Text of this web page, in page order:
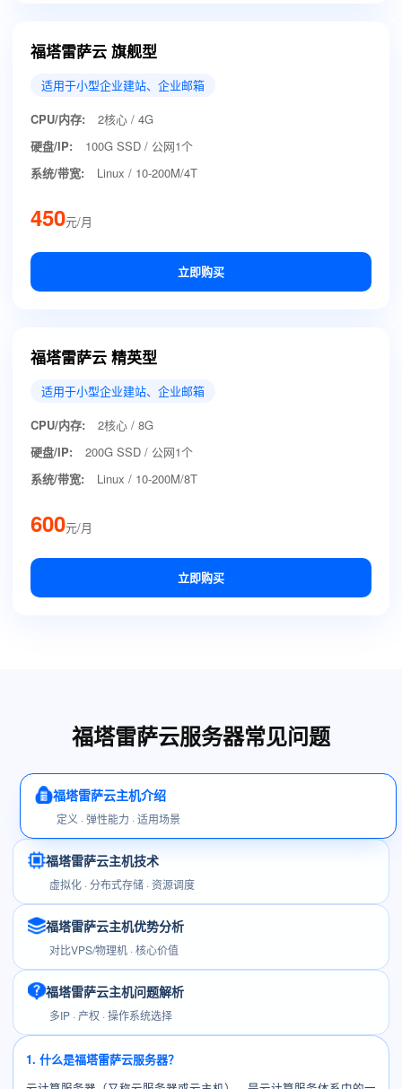
福塔雷萨云 旗舰型
适用于小型企业建站、企业邮箱
CPU/内存:
2核心 / 4G
硬盘/IP:
100G SSD / 公网1个
系统/带宽:
Linux / 10-200M/4T
450元/月
立即购买
福塔雷萨云 精英型
适用于小型企业建站、企业邮箱
CPU/内存:
2核心 / 8G
硬盘/IP:
200G SSD / 公网1个
系统/带宽:
Linux / 10-200M/8T
600元/月
立即购买
福塔雷萨云服务器常见问题
福塔雷萨云主机介绍
定义 · 弹性能力 · 适用场景
福塔雷萨云主机技术
虚拟化 · 分布式存储 · 资源调度
福塔雷萨云主机优势分析
对比VPS/物理机 · 核心价值
福塔雷萨云主机问题解析
多IP · 产权 · 操作系统选择
1. 什么是福塔雷萨云服务器？